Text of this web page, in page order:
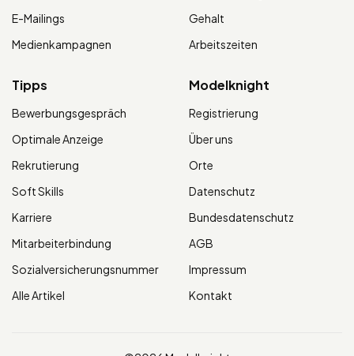
E-Mailings
Medienkampagnen
Gehalt
Arbeitszeiten
Tipps
Bewerbungsgespräch
Optimale Anzeige
Rekrutierung
Soft Skills
Karriere
Mitarbeiterbindung
Sozialversicherungsnummer
Alle Artikel
Modelknight
Registrierung
Über uns
Orte
Datenschutz
Bundesdatenschutz
AGB
Impressum
Kontakt